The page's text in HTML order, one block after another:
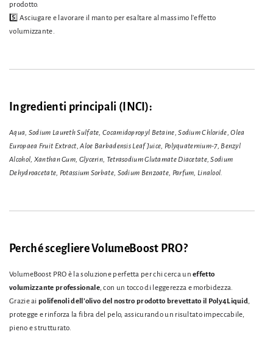
prodotto.
5️⃣ Asciugare e lavorare il manto per esaltare al massimo l’effetto
volumizzante.
Ingredienti principali (INCI):
Aqua, Sodium Laureth Sulfate, Cocamidopropyl Betaine, Sodium Chloride, Olea
Europaea Fruit Extract, Aloe Barbadensis Leaf Juice, Polyquaternium-7, Benzyl
Alcohol, Xanthan Gum, Glycerin, Tetrasodium Glutamate Diacetate, Sodium
Dehydroacetate, Potassium Sorbate, Sodium Benzoate, Parfum, Linalool.
Perché scegliere VolumeBoost PRO?
VolumeBoost PRO è la soluzione perfetta per chi cerca uneffetto
volumizzante professionale, con un tocco di leggerezza e morbidezza.
Grazie ai polifenoli dell’olivo del nostro prodotto brevettato il Poly4Liquid,
protegge e rinforza la fibra del pelo, assicurando un risultato impeccabile,
pieno e strutturato.